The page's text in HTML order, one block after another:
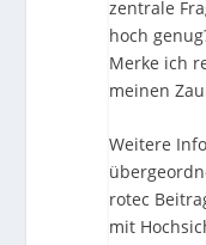
zentrale
hoch
Merke ich
meinen
Weitere
rotec
mit